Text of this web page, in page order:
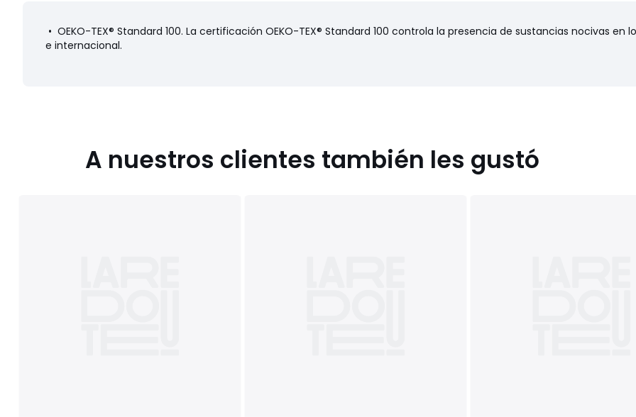
• OEKO-TEX® Standard 100. La certificación OEKO-TEX® Standard 100 controla la presencia de sustancias nocivas
e internacional.
A nuestros clientes también les gustó